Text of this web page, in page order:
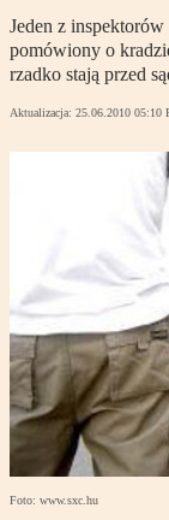
Jeden z
pomówiony o
rzadko stają przed
Aktualizacja: 25.06.2010 05:10
Foto: www.sxc.hu